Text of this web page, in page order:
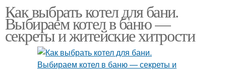
Как выбрать котел для бани.
Выбираем котел в баню —
секреты и житейские хитрости